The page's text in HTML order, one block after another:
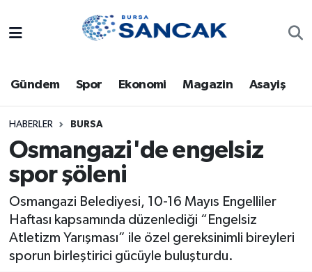
Gündem Spor Ekonomi Magazin Asayiş
HABERLER BURSA
Osmangazi'de engelsiz
spor şöleni
Osmangazi Belediyesi, 10-16 Mayıs Engelliler
Haftası kapsamında düzenlediği “Engelsiz
Atletizm Yarışması” ile özel gereksinimli bireyleri
sporun birleştirici gücüyle buluşturdu.
Bursa
Dünya
Eğitim
Ekonomi
Genel
Gündem
Trafik Durumu
Süper Lig Puan Durumu ve Fikstür
Tüm Manşetler
Son Dakika Haberleri
Haber Arşivi